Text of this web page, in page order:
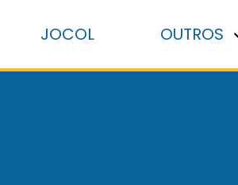
JOCOL OUTROS